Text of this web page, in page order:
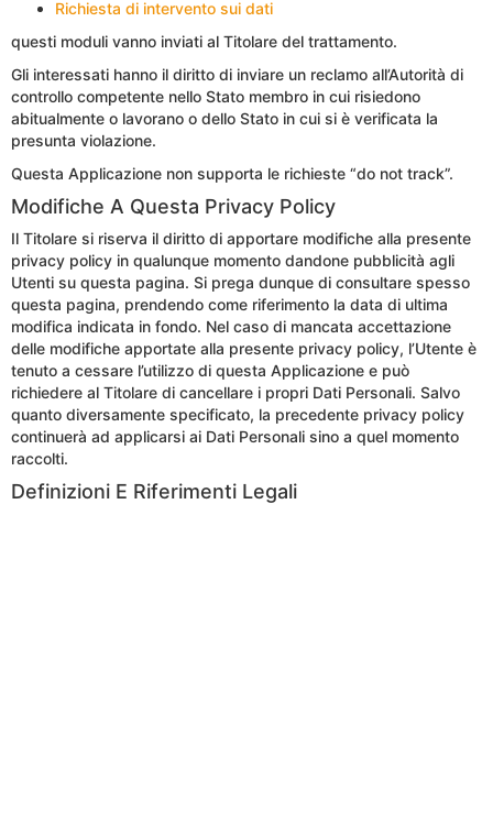
Richiesta di intervento sui dati
questi moduli vanno inviati al Titolare del trattamento.
Gli interessati hanno il diritto di inviare un reclamo all’Autorità di
controllo competente nello Stato membro in cui risiedono
abitualmente o lavorano o dello Stato in cui si è verificata la
presunta violazione.
Questa Applicazione non supporta le richieste “do not track”.
Modifiche A Questa Privacy Policy
Il Titolare si riserva il diritto di apportare modifiche alla presente
privacy policy in qualunque momento dandone pubblicità agli
Utenti su questa pagina. Si prega dunque di consultare spesso
questa pagina, prendendo come riferimento la data di ultima
modifica indicata in fondo. Nel caso di mancata accettazione
delle modifiche apportate alla presente privacy policy, l’Utente è
tenuto a cessare l’utilizzo di questa Applicazione e può
richiedere al Titolare di cancellare i propri Dati Personali. Salvo
quanto diversamente specificato, la precedente privacy policy
continuerà ad applicarsi ai Dati Personali sino a quel momento
raccolti.
Definizioni E Riferimenti Legali